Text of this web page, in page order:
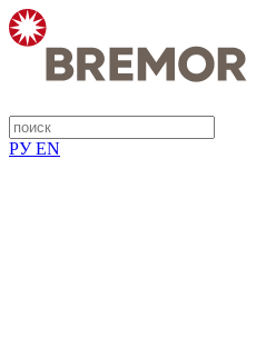
РУ EN